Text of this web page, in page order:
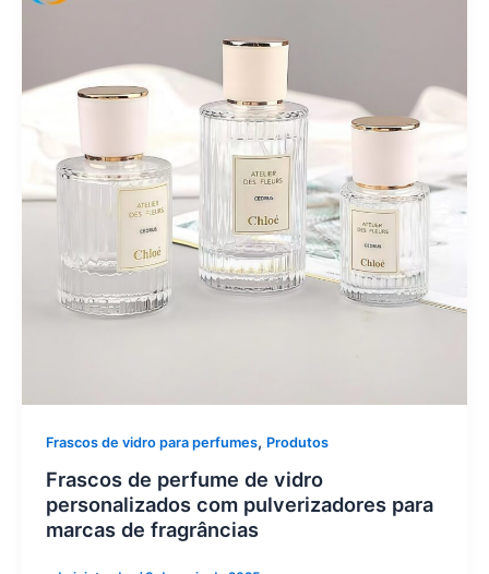
Frascos de vidro para perfumes, Produtos
Frascos de perfume de vidro
personalizados com pulverizadores para
marcas de fragrâncias